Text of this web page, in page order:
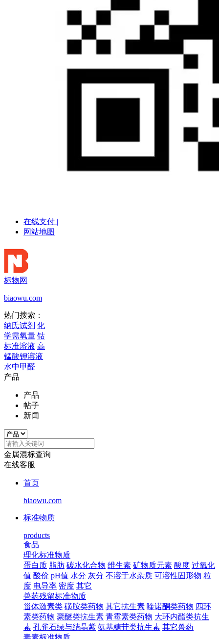
在线支付 |
网站地图
标物网
biaowu.com
热门搜索：
纳氏试剂 化
学需氧量 钴
标准溶液 高
锰酸钾溶液
水中甲醛
产品
产品
帖子
新闻
金属混标查询
在线客服
首页
biaowu.com
标准物质
products
食品
理化标准物质
蛋白质 脂肪 碳水化合物 维生素 矿物质元素 酸度 过氧化
值 酸价 pH值 水分 灰分 不溶于水杂质 可溶性固形物 粒
度 电导率 密度 其它
兽药残留标准物质
甾体激素类 磺胺类药物 其它抗生素 喹诺酮类药物 四环
素类药物 聚醚类抗生素 青霉素类药物 大环内酯类抗生
素 孔雀石绿与结晶紫 氨基糖苷类抗生素 其它兽药
毒素标准物质